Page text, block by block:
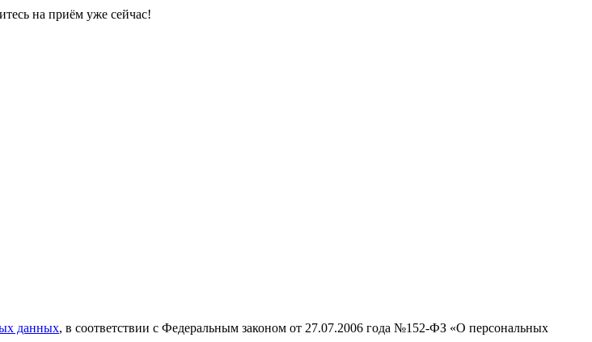
на приём уже сейчас!
данных, в соответствии с Федеральным законом от 27.07.2006 года №152-ФЗ «О персональных